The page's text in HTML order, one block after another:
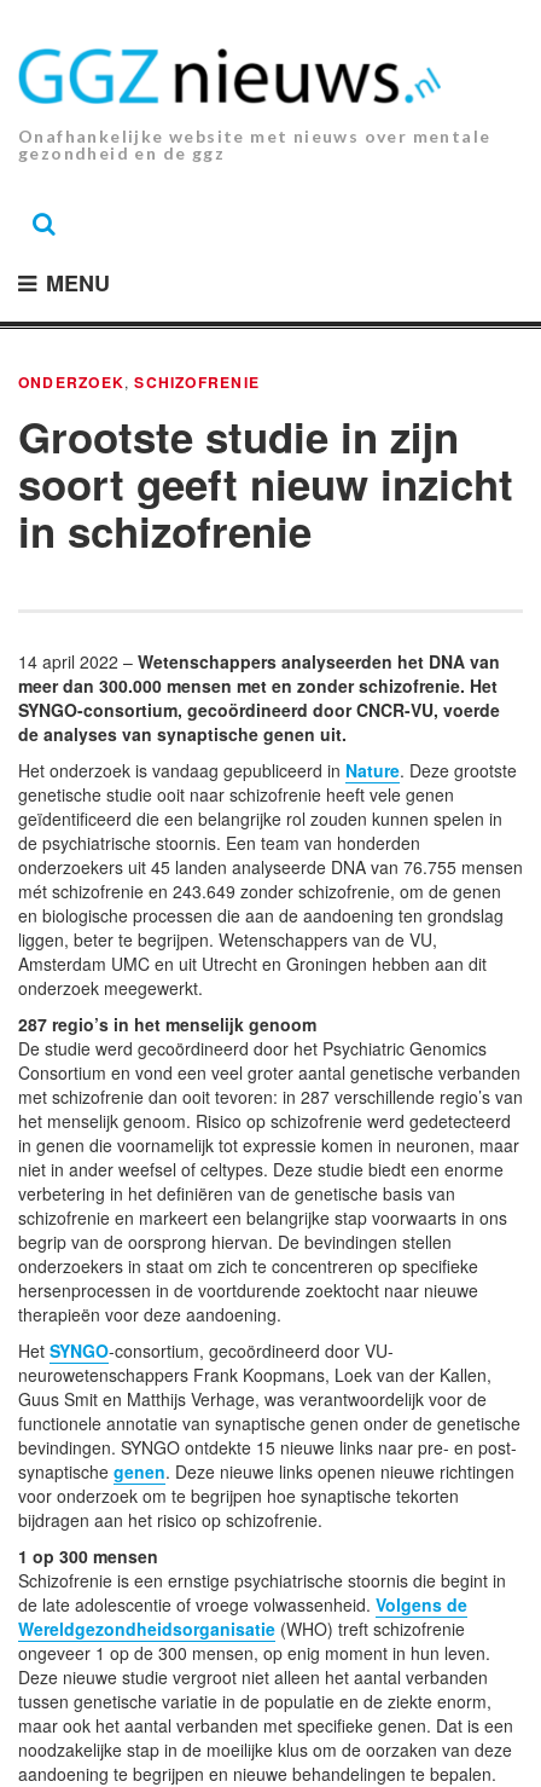
inhoud.
Onafhankelijke website met nieuws over mentale
gezondheid en de ggz
MENU
ONDERZOEK,SCHIZOFRENIE
Grootste studie in zijn
soort geeft nieuw inzicht
in schizofrenie
14 april 2022 – Wetenschappers analyseerden het DNA van
meer dan 300.000 mensen met en zonder schizofrenie. Het
SYNGO-consortium, gecoördineerd door CNCR-VU, voerde
de analyses van synaptische genen uit.
Het onderzoek is vandaag gepubliceerd in Nature. Deze grootste
genetische studie ooit naar schizofrenie heeft vele genen
geïdentificeerd die een belangrijke rol zouden kunnen spelen in
de psychiatrische stoornis. Een team van honderden
onderzoekers uit 45 landen analyseerde DNA van 76.755 mensen
mét schizofrenie en 243.649 zonder schizofrenie, om de genen
en biologische processen die aan de aandoening ten grondslag
liggen, beter te begrijpen. Wetenschappers van de VU,
Amsterdam UMC en uit Utrecht en Groningen hebben aan dit
onderzoek meegewerkt.
287 regio’s in het menselijk genoom
De studie werd gecoördineerd door het Psychiatric Genomics
Consortium en vond een veel groter aantal genetische verbanden
met schizofrenie dan ooit tevoren: in 287 verschillende regio’s van
het menselijk genoom. Risico op schizofrenie werd gedetecteerd
in genen die voornamelijk tot expressie komen in neuronen, maar
niet in ander weefsel of celtypes. Deze studie biedt een enorme
verbetering in het definiëren van de genetische basis van
schizofrenie en markeert een belangrijke stap voorwaarts in ons
begrip van de oorsprong hiervan. De bevindingen stellen
onderzoekers in staat om zich te concentreren op specifieke
hersenprocessen in de voortdurende zoektocht naar nieuwe
therapieën voor deze aandoening.
Het SYNGO-consortium, gecoördineerd door VU-
neurowetenschappers Frank Koopmans, Loek van der Kallen,
Guus Smit en Matthijs Verhage, was verantwoordelijk voor de
functionele annotatie van synaptische genen onder de genetische
bevindingen. SYNGO ontdekte 15 nieuwe links naar pre- en post-
synaptische genen. Deze nieuwe links openen nieuwe richtingen
voor onderzoek om te begrijpen hoe synaptische tekorten
bijdragen aan het risico op schizofrenie.
1 op 300 mensen
Schizofrenie is een ernstige psychiatrische stoornis die begint in
de late adolescentie of vroege volwassenheid. Volgens de
Wereldgezondheidsorganisatie (WHO) treft schizofrenie
ongeveer 1 op de 300 mensen, op enig moment in hun leven.
Deze nieuwe studie vergroot niet alleen het aantal verbanden
tussen genetische variatie in de populatie en de ziekte enorm,
maar ook het aantal verbanden met specifieke genen. Dat is een
noodzakelijke stap in de moeilijke klus om de oorzaken van deze
aandoening te begrijpen en nieuwe behandelingen te bepalen.